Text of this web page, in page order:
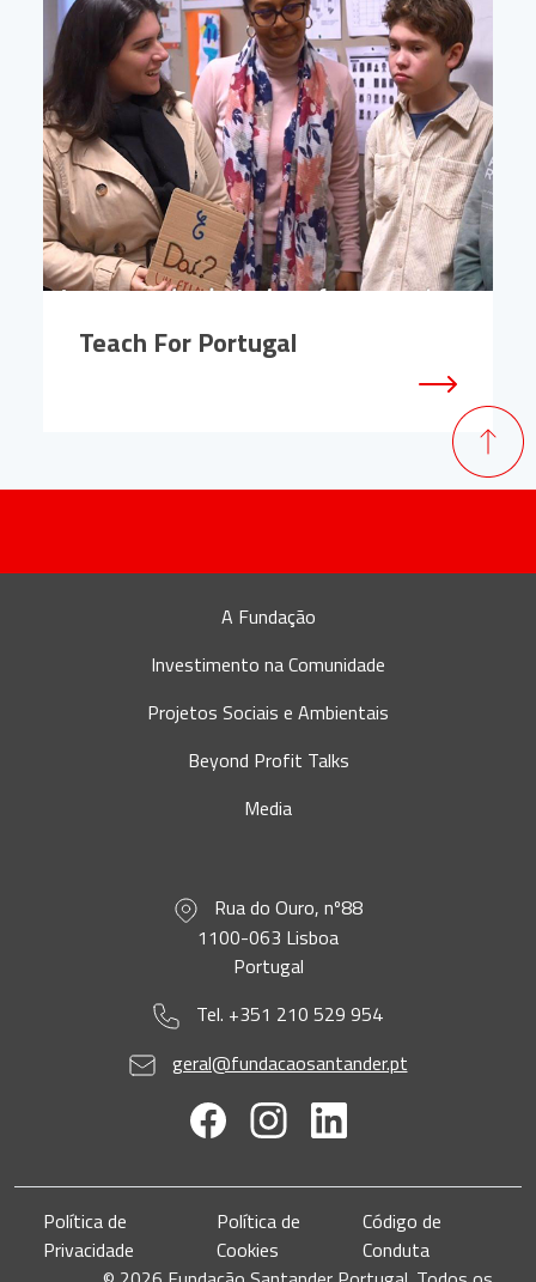
Teach For Portugal
A Fundação
Investimento na Comunidade
Projetos Sociais e Ambientais
Beyond Profit Talks
Media
Rua do Ouro, nº88
1100-063 Lisboa
Portugal
Tel. +351 210 529 954
geral@fundacaosantander.pt
Política de
Privacidade
Política de
Cookies
Código de
Conduta